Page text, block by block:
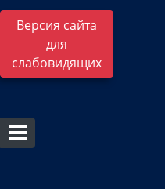
Версия сайта
для
слабовидящих